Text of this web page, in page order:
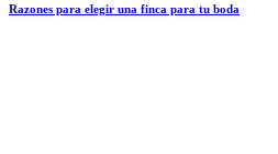
Razones para elegir una finca para tu boda